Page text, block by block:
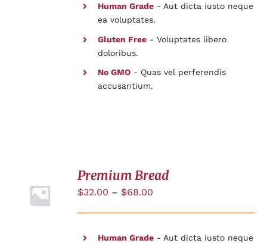
Human Grade- Aut dicta iusto neque
ea voluptates.
Gluten Free- Voluptates libero
doloribus.
No GMO- Quas vel perferendis
accusantium.
DES
OPTIONS
Premium Bread
$32.00 – $68.00
Human Grade- Aut dicta iusto neque